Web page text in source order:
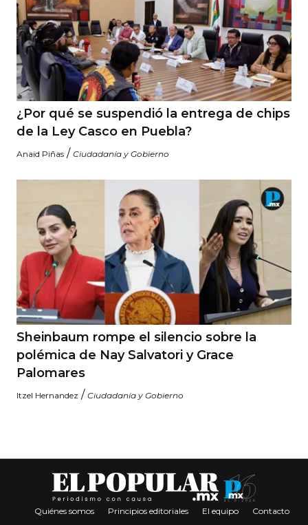
¿Por qué se suspendió la entrega de chips
de la Ley Casco en Puebla?
Anaid Piñas / Ciudadanía y Gobierno
Sheinbaum rompe el silencio sobre la
polémica de Nay Salvatori y Grace
Palomares
Itzel Hernandez / Ciudadanía y Gobierno
Quiénes somos Principios editoriales El equipo
Contacto